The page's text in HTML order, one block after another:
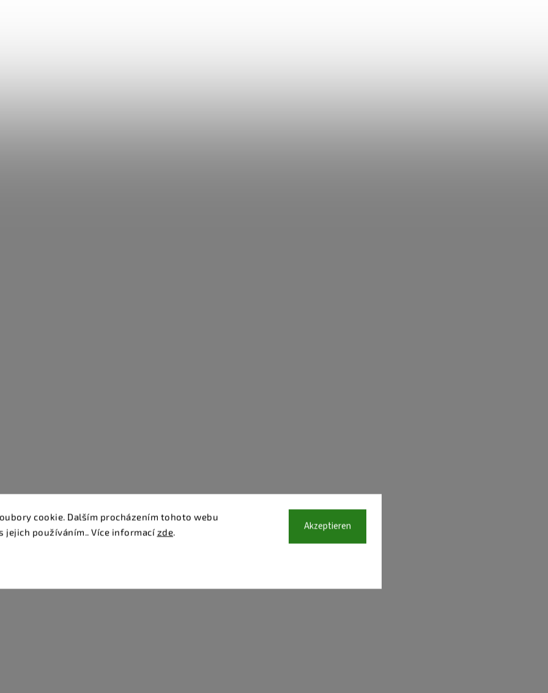
cookie. Dalším procházením tohoto webu
jejich používáním.. Více informací zde. Akzeptieren